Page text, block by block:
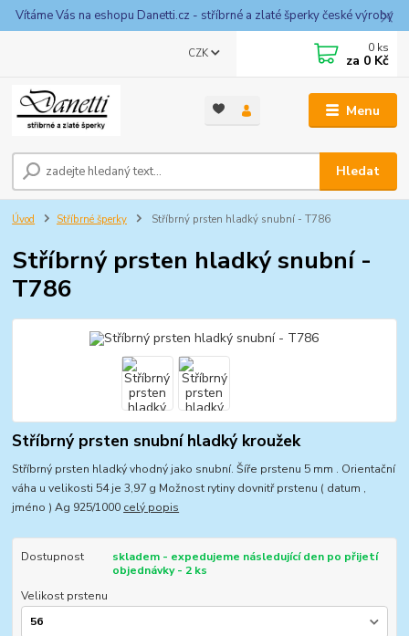
Vítáme Vás na eshopu Danetti.cz - stříbrné a zlaté šperky české výroby
Menu
CZK
Hledat
0 ks
za 0 Kč
Úvod Stříbrné šperky Stříbrný prsten hladký snubní - T786
Stříbrný prsten hladký snubní -
T786
Stříbrný prsten snubní hladký kroužek
Stříbrný prsten hladký vhodný jako snubní. Šíře prstenu 5 mm . Orientační
váha u velikosti 54 je 3,97 g Možnost rytiny dovnitř prstenu ( datum ,
jméno ) Ag 925/1000 celý popis
Dostupnost
skladem - expedujeme následující den po přijetí
objednávky - 2 ks
Velikost prstenu